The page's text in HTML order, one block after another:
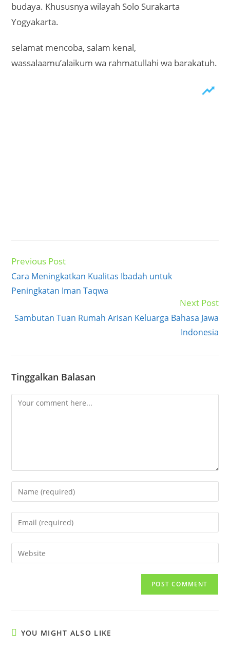
budaya. Khususnya wilayah Solo Surakarta
Yogyakarta.
selamat mencoba, salam kenal,
wassalaamu’alaikum wa rahmatullahi wa barakatuh.
Read
articles
Previous Post
Cara Meningkatkan Kualitas Ibadah untuk
Peningkatan Iman Taqwa
Next Post
Sambutan Tuan Rumah Arisan Keluarga Bahasa Jawa
Indonesia
Tinggalkan Balasan
Comment
Enter
your
name
comment
Enter
your
email
address
Enter
your
YOU MIGHT ALSO LIKE